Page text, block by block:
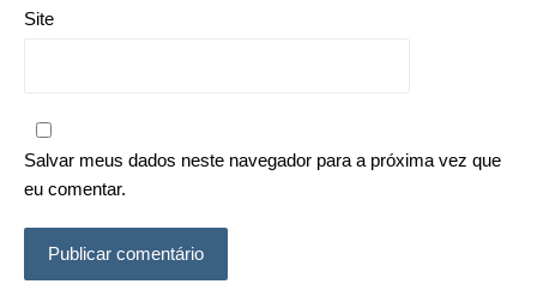
Site
Salvar meus dados neste navegador para a próxima vez que
eu comentar.